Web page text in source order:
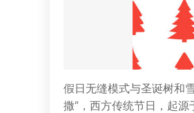
假日无缝模式与圣诞树和
撒”，西方传统节日，起源